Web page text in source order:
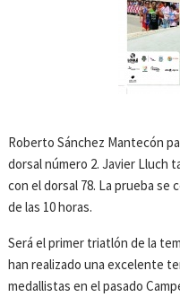
Roberto Sánchez Mantecón
dorsal número 2. Javier Lluch
con el dorsal 78. La prueba se
de las 10 horas.
Será el primer triatlón de la
han realizado una excelente
medallistas en el pasado